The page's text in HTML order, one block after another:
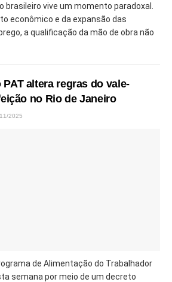
brasileiro vive um momento paradoxal.
econômico e da expansão das
a qualificação da mão de obra não
altera regras do vale-
no Rio de Janeiro
2025
de Alimentação do Trabalhador
semana por meio de um decreto